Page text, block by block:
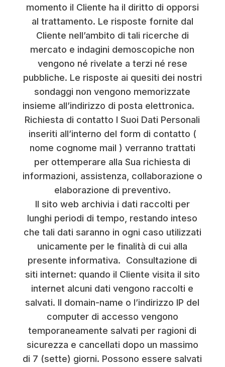
momento il Cliente ha il diritto di opporsi
al trattamento. Le risposte fornite dal
Cliente nell’ambito di tali ricerche di
mercato e indagini demoscopiche non
vengono né rivelate a terzi né rese
pubbliche. Le risposte ai quesiti dei nostri
sondaggi non vengono memorizzate
insieme all’indirizzo di posta elettronica.
Richiesta di contatto I Suoi Dati Personali
inseriti all’interno del form di contatto (
nome cognome mail ) verranno trattati
per ottemperare alla Sua richiesta di
informazioni, assistenza, collaborazione o
elaborazione di preventivo.
Il sito web archivia i dati raccolti per
lunghi periodi di tempo, restando inteso
che tali dati saranno in ogni caso utilizzati
unicamente per le finalità di cui alla
presente informativa. Consultazione di
siti internet: quando il Cliente visita il sito
internet alcuni dati vengono raccolti e
salvati. Il domain-name o l’indirizzo IP del
computer di accesso vengono
temporaneamente salvati per ragioni di
sicurezza e cancellati dopo un massimo
di 7 (sette) giorni. Possono essere salvati